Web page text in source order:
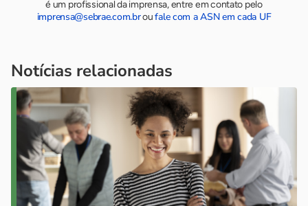
é um profissional da imprensa, entre em contato pelo
imprensa@sebrae.com.broufale com a ASN em cada UF
Notícias relacionadas